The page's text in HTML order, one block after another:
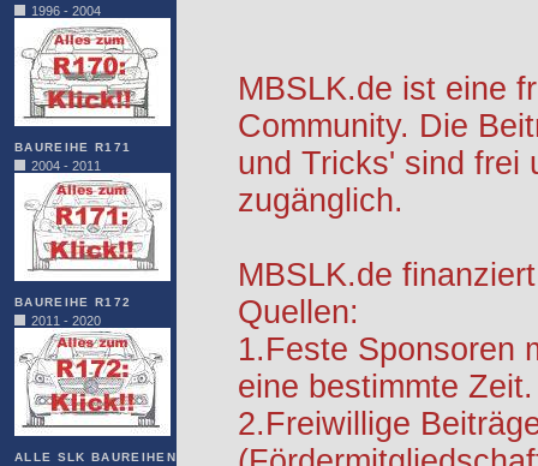
1996 - 2004
BAUREIHE R171
2004 - 2011
BAUREIHE R172
2011 - 2020
ALLE SLK BAUREIHEN
MBSLK.de ist eine
Community. Die
und Tricks' sind frei
zugänglich.
MBSLK.de
Quellen:
1.Feste Sponsoren
eine bestimmte Zeit.
2.Freiwillige